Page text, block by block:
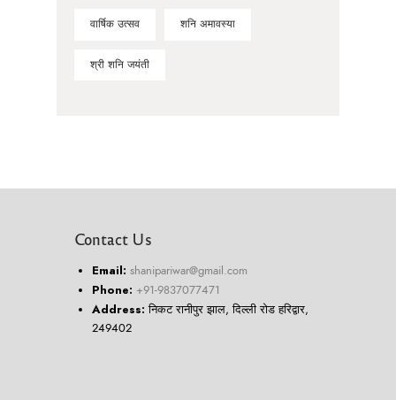
वार्षिक उत्सव शनि अमावस्या
श्री शनि जयंती
Contact Us
Email: shanipariwar@gmail.com
Phone: +91-9837077471
Address:निकट रानीपुर झाल, दिल्ली रोड हरिद्वार,
249402